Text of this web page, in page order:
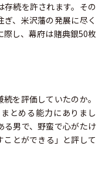
続を許されます。その
、米沢藩の発展に尽く
際し、幕府は賭典銀50枚
を評価していたのか。
とめる能力にありまし
る男で、野蛮で心がたけ
とができる」と評して